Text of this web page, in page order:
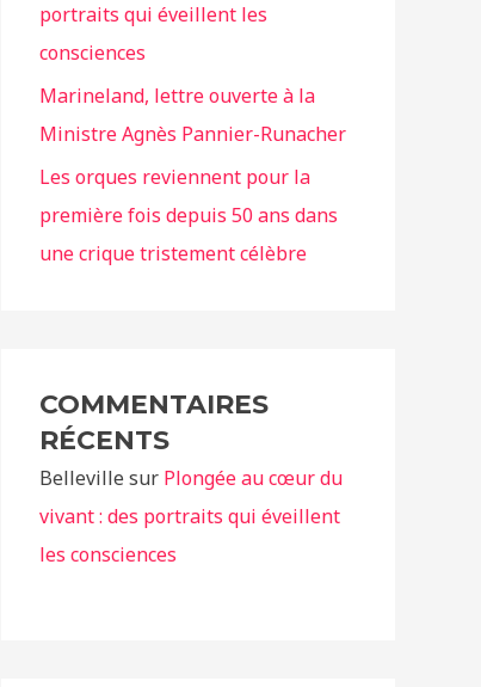
portraits qui éveillent les
consciences
Marineland, lettre ouverte à la
Ministre Agnès Pannier-Runacher
Les orques reviennent pour la
première fois depuis 50 ans dans
une crique tristement célèbre
COMMENTAIRES
RÉCENTS
Belleville sur Plongée au cœur du
vivant : des portraits qui éveillent
les consciences